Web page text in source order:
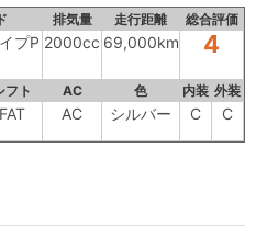
排気量 走行距離 総合評価
プP 2000cc 69,000km 4
フト AC 色 内装 外装
FAT AC シルバー C C